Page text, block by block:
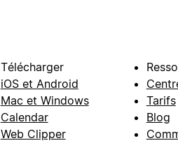
Télécharger
iOS et Android
Mac et Windows
Calendar
Web Clipper
Tarifs
Blog